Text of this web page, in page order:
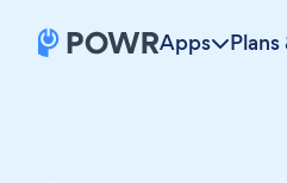
Apps